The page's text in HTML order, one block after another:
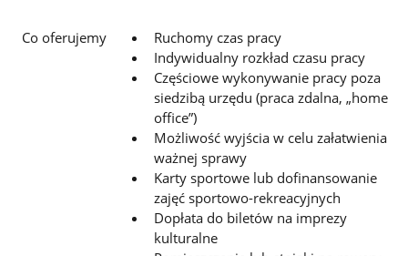
Co oferujemy
Ruchomy czas pracy
Indywidualny rozkład czasu pracy
Częściowe wykonywanie pracy poza
siedzibą urzędu (praca zdalna, „home
office”)
Możliwość wyjścia w celu załatwienia
ważnej sprawy
Karty sportowe lub dofinansowanie
zajęć sportowo-rekreacyjnych
Dopłata do biletów na imprezy
kulturalne